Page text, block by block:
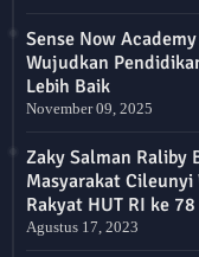
Sense Now
Wujudkan
Lebih Baik
November 09, 2025
Zaky Salman Raliby
Masyarakat Cileunyi
Rakyat HUT RI ke 78
Agustus 17, 2023